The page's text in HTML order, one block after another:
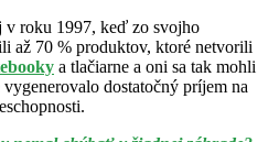
v roku 1997, keď zo svojho
až 70 % produktov, ktoré netvorili
a tlačiarne a oni sa tak mohli
dostatočný príjem na